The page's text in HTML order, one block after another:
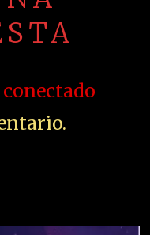
conectado